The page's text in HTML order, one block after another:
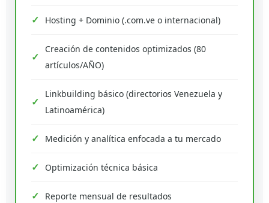
Hosting + Dominio (.com.ve o internacional)
Creación de contenidos optimizados (80
artículos/AÑO)
Linkbuilding básico (directorios Venezuela y
Latinoamérica)
Medición y analítica enfocada a tu mercado
Optimización técnica básica
Reporte mensual de resultados